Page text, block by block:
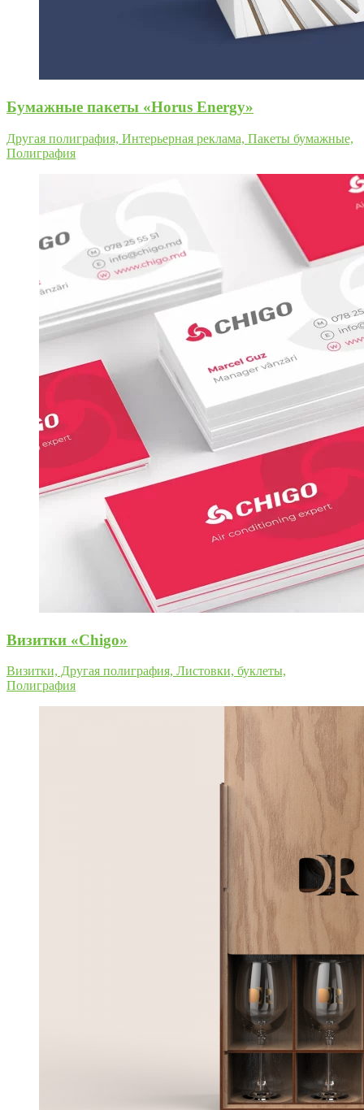
Бумажные пакеты «Horus Energy»
Другая полиграфия, Интерьерная реклама, Пакеты бумажные,
Полиграфия
Визитки «Chigo»
Визитки, Другая полиграфия, Листовки, буклеты,
Полиграфия